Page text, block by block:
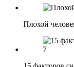
Плохой